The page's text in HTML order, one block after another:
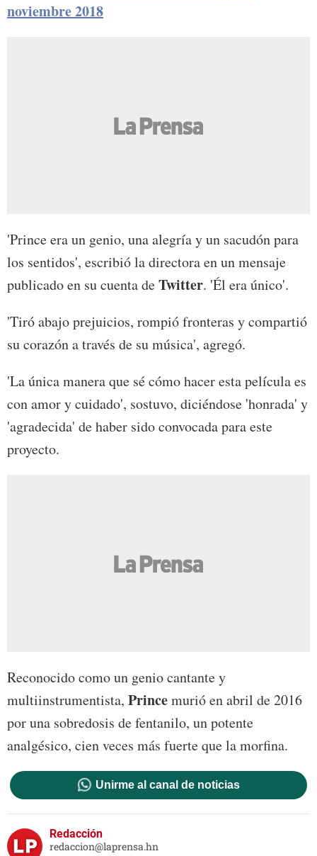
noviembre 2018
'Prince era un genio, una alegría y un sacudón para
los sentidos', escribió la directora en un mensaje
publicado en su cuenta deTwitter. 'Él era único'.
'Tiró abajo prejuicios, rompió fronteras y compartió
su corazón a través de su música', agregó.
'La única manera que sé cómo hacer esta película es
con amor y cuidado', sostuvo, diciéndose 'honrada' y
'agradecida' de haber sido convocada para este
proyecto.
Reconocido como un genio cantante y
multiinstrumentista, Princemurió en abril de 2016
por una sobredosis de fentanilo, un potente
analgésico, cien veces más fuerte que la morfina.
Unirme al canal de noticias
Redacción
redaccion@laprensa.hn